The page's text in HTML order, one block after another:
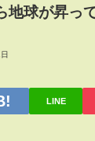
地球が昇っ
LINE